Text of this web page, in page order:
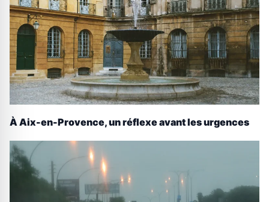
À Aix-en-Provence, un réflexe avant les urgences